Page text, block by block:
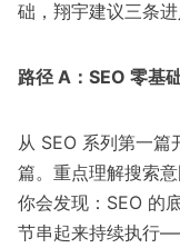
础，翔宇建议三条进
路径 A：SEO 零基
从 SEO 系列第一
篇。重点理解搜索
你会发现：SEO 的
节串起来持续执行